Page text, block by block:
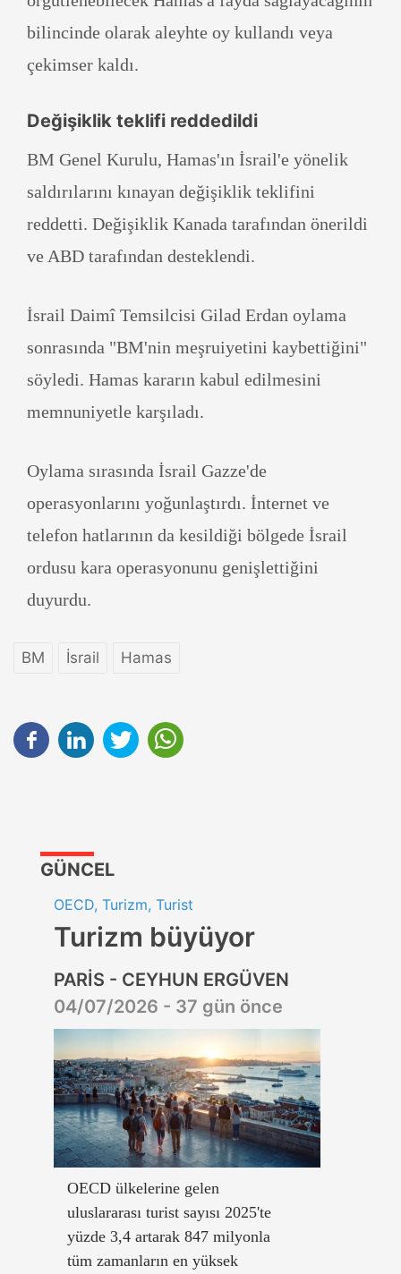
bilincinde olarak aleyhte oy kullandı veya
çekimser kaldı.
Değişiklik teklifi reddedildi
BM Genel Kurulu, Hamas'ın İsrail'e yönelik
saldırılarını kınayan değişiklik teklifini
reddetti. Değişiklik Kanada tarafından önerildi
ve ABD tarafından desteklendi.
İsrail Daimî Temsilcisi Gilad Erdan oylama
sonrasında "BM'nin meşruiyetini kaybettiğini"
söyledi. Hamas kararın kabul edilmesini
memnuniyetle karşıladı.
Oylama sırasında İsrail Gazze'de
operasyonlarını yoğunlaştırdı. İnternet ve
telefon hatlarının da kesildiği bölgede İsrail
ordusu kara operasyonunu genişlettiğini
duyurdu.
BM İsrail Hamas
GÜNCEL
OECD, Turizm, Turist
Turizm büyüyor
PARİS - CEYHUN ERGÜVEN
04/07/2026 - 37 gün önce
OECD ülkelerine gelen
uluslararası turist sayısı 2025'te
yüzde 3,4 artarak 847 milyonla
tüm zamanların en yüksek